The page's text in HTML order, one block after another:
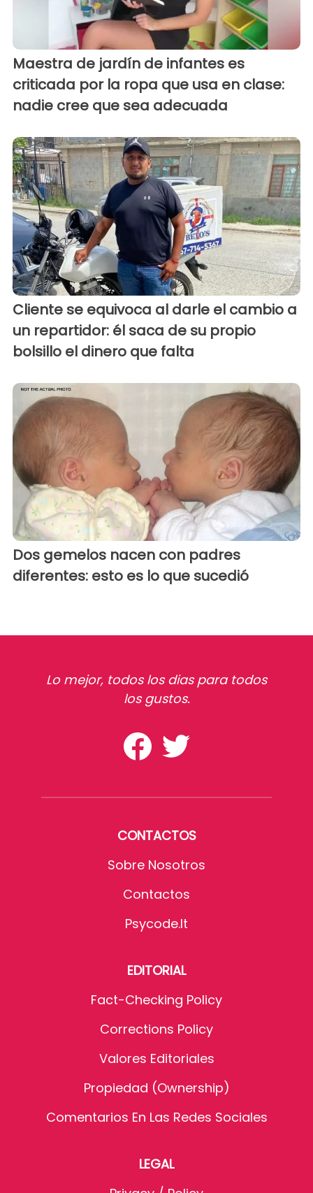
Maestra de jardín de infantes es
criticada por la ropa que usa en clase:
nadie cree que sea adecuada
Cliente se equivoca al darle el cambio a
un repartidor: él saca de su propio
bolsillo el dinero que falta
Dos gemelos nacen con padres
diferentes: esto es lo que sucedió
Lo mejor, todos los dias para todos
los gustos.
CONTACTOS
Sobre Nosotros
Contactos
Psycode.it
EDITORIAL
Fact-Checking Policy
Corrections Policy
Valores Editoriales
Propiedad (Ownership)
Comentarios En Las Redes Sociales
LEGAL